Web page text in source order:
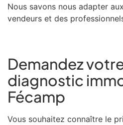
Nous savons nous adapter
vendeurs et des
Demandez
diagnostic
Fécamp
Vous souhaitez connaître le